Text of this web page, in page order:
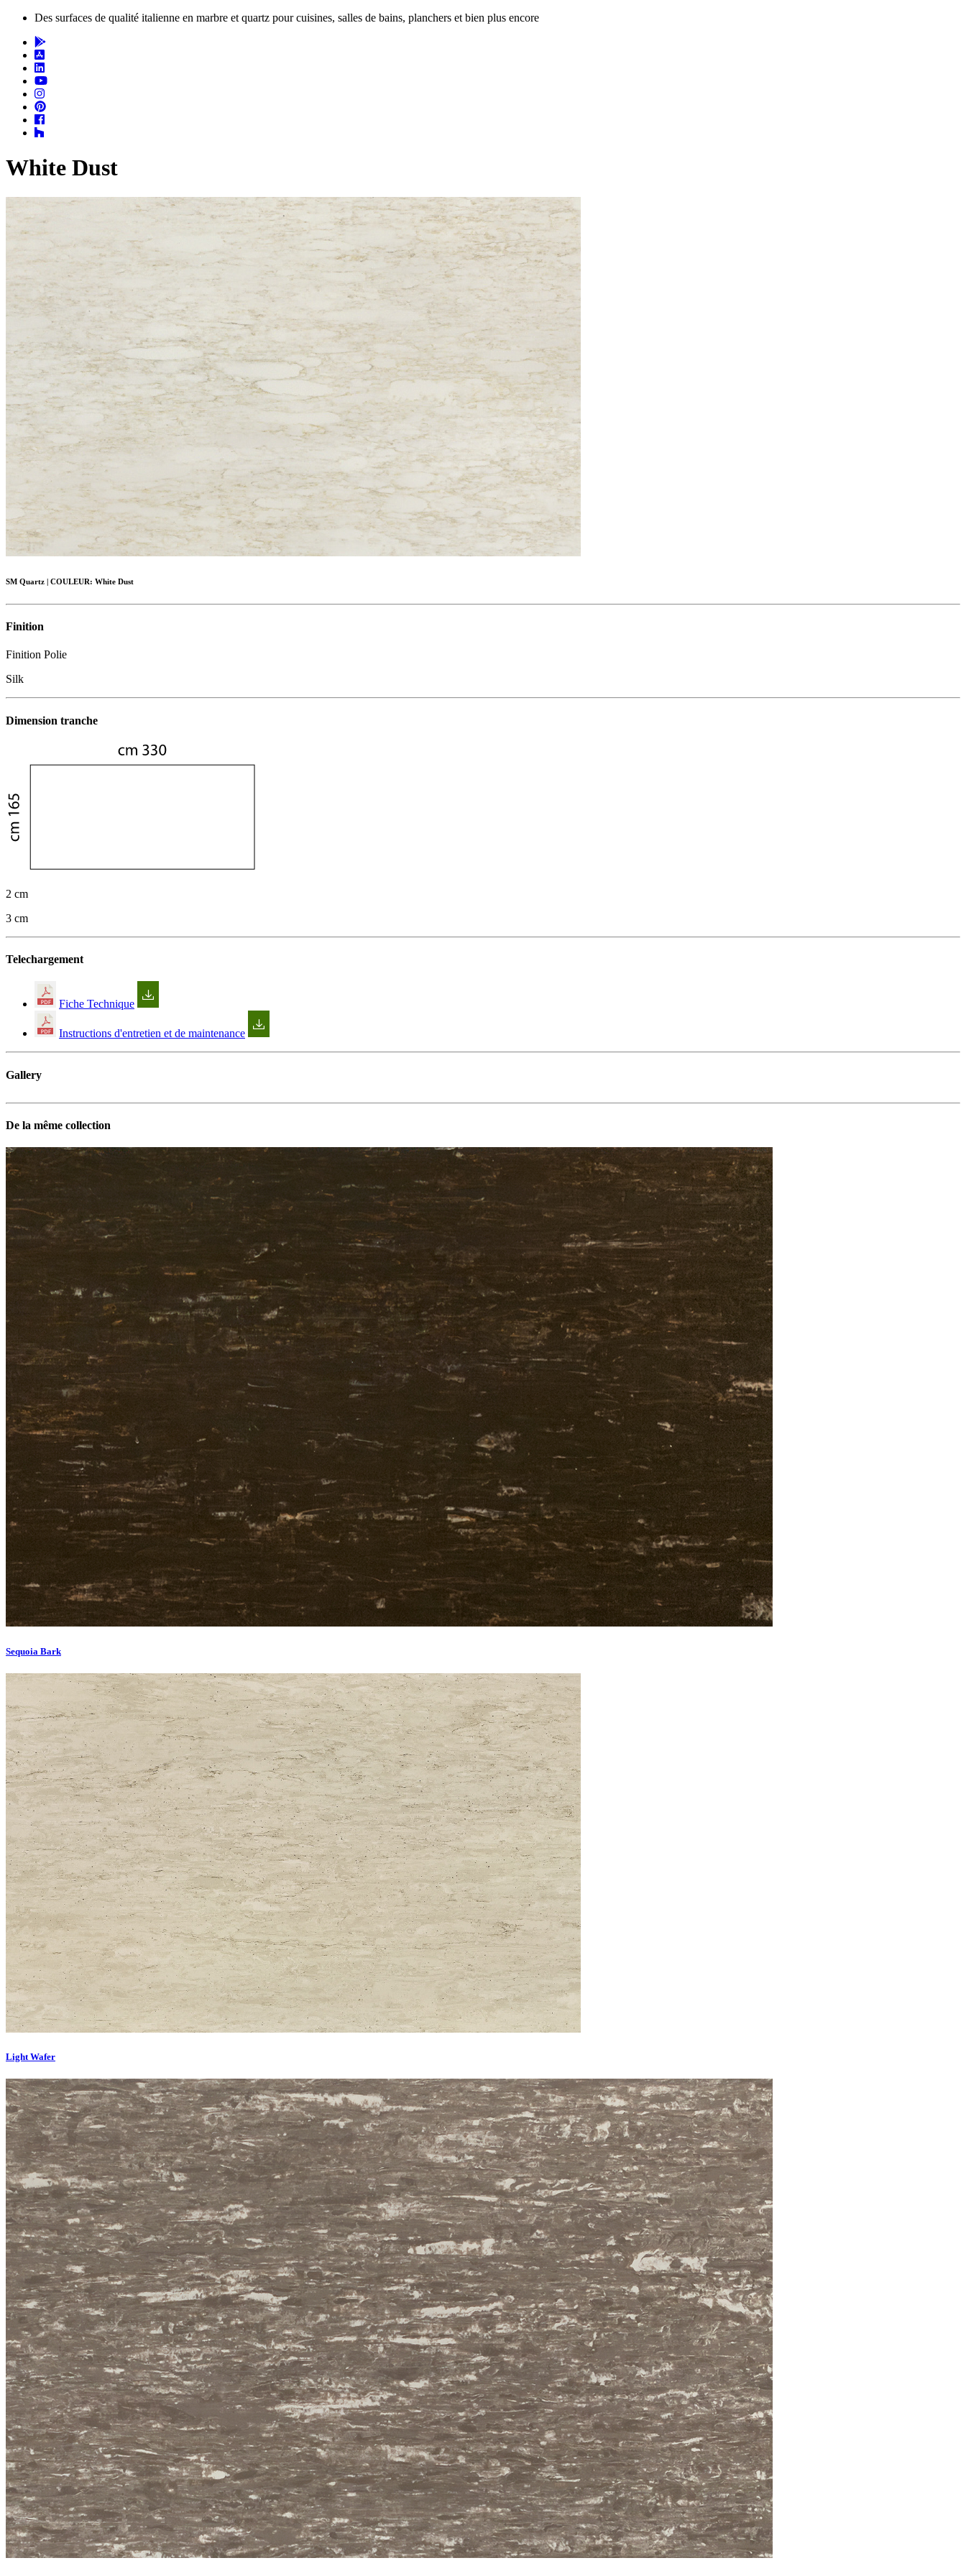
Des surfaces de qualité italienne en marbre et quartz pour cuisines, salles de bains, planchers et bien plus encore
White Dust
SM Quartz | COULEUR: White Dust
Finition
Finition Polie
Silk
Dimension tranche
2 cm
3 cm
Telechargement
Fiche Technique
Instructions d'entretien et de maintenance
Gallery
De la même collection
Sequoia Bark
Light Wafer